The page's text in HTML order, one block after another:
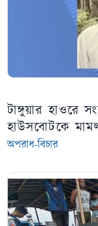
টাঙ্গুয়ার হাওরে
হাউসবোটকে
অপরাধ-বিচার